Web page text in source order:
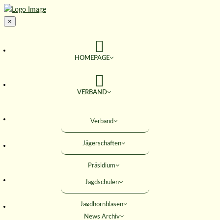
×
HOMEPAGE
VERBAND
Verband
Jägerschaften
Präsidium
TERMINE
JAGD & NATUR
Jagdschulen
Jagdhornblasen
SERVICE
News Archiv
AKTIVITÄTEN